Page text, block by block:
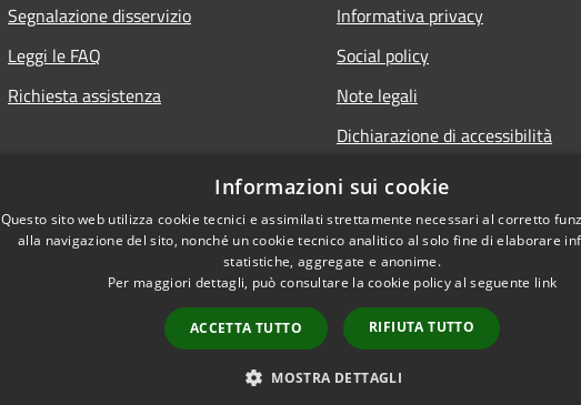
Segnalazione disservizio
Leggi le FAQ
Richiesta assistenza
Informativa privacy
Social policy
Note legali
Dichiarazione di accessibilità
Copyright © 2026 • Comune
Informazioni sui cookie
Questo sito web utilizza cookie tecnici e assimilati strettamente necessari al corretto
alla navigazione del sito, nonché un cookie tecnico analitico al solo fine di elaborare
statistiche, aggregate e anonime.
Per maggiori dettagli, può consultare la cookie policy al seguente link
ACCETTA TUTTO RIFIUTA TUTTO
MOSTRA DETTAGLI